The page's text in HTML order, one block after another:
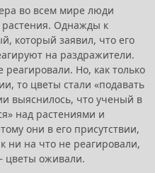
во всем мире люди
растения. Однажды к
который заявил, что его
на раздражители.
Но, как только
то цветы стали «подавать
выяснилось, что ученый в
над растениями и
они в его присутствии,
ни на что не реагировали,
цветы оживали.